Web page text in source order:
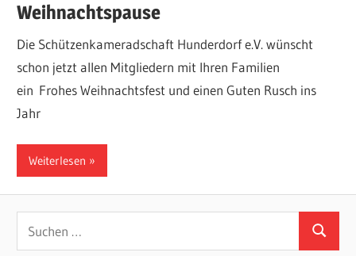
Weihnachtspause
Die Schützenkameradschaft Hunderdorf e.V. wünscht
schon jetzt allen Mitgliedern mit Ihren Familien
ein Frohes Weihnachtsfest und einen Guten Rusch ins
Jahr
Weiterlesen
Suchen